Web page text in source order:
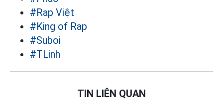
#Rap Việt
#King of Rap
#Suboi
#TLinh
TIN LIÊN QUAN